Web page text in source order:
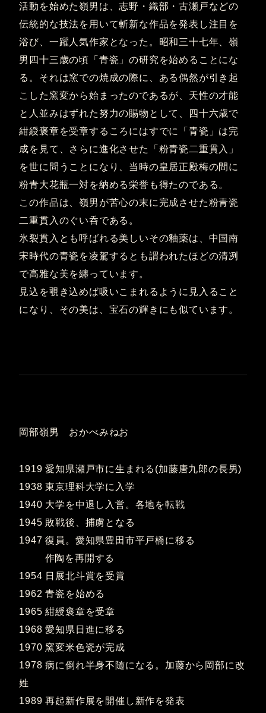
活動を始めた嶺男は、志野・織部・古瀬戸などの
伝統的な技法を用いて斬新な作品を発表し注目を
浴び、一躍人気作家となった。昭和三十七年、嶺
男四十三歳の頃「青瓷」の研究を始めることにな
る。それは窯での焼成の際に、ある偶然が引き起
こした窯変から始まったのであるが、天性の才能
と人並みはずれた努力の賜物として、四十六歳で
紺綬褒章を受章するころにはすでに「青瓷」は完
成を見て、さらに進化させた「粉青瓷二重貫入」
を世に問うことになり、当時の皇居正殿梅の間に
粉青大花瓶一対を納める栄誉も得たのである。
この作品は、嶺男が苦心の末に完成させた粉青瓷
二重貫入のぐい呑である。
氷裂貫入とも呼ばれる美しいその釉薬は、中国南
宋時代の青瓷を凌駕するとも謂われたほどの清冽
で高雅な美を纏っています。
見込を覗き込めば吸いこまれるように見入ること
になり、その美は、宝石の輝きにも似ています。
岡部嶺男 おかべみねお
1919 愛知県瀬戸市に生まれる(加藤唐九郎の長男)
1938 東京理科大学に入学
1940 大学を中退し入営。各地を転戦
1945 敗戦後、捕虜となる
1947 復員。愛知県豊田市平戸橋に移る
作陶を再開する
1954 日展北斗賞を受賞
1962 青瓷を始める
1965 紺綬褒章を受章
1968 愛知県日進に移る
1970 窯変米色瓷が完成
1978 病に倒れ半身不随になる。加藤から岡部に改
姓
1989 再起新作展を開催し新作を発表